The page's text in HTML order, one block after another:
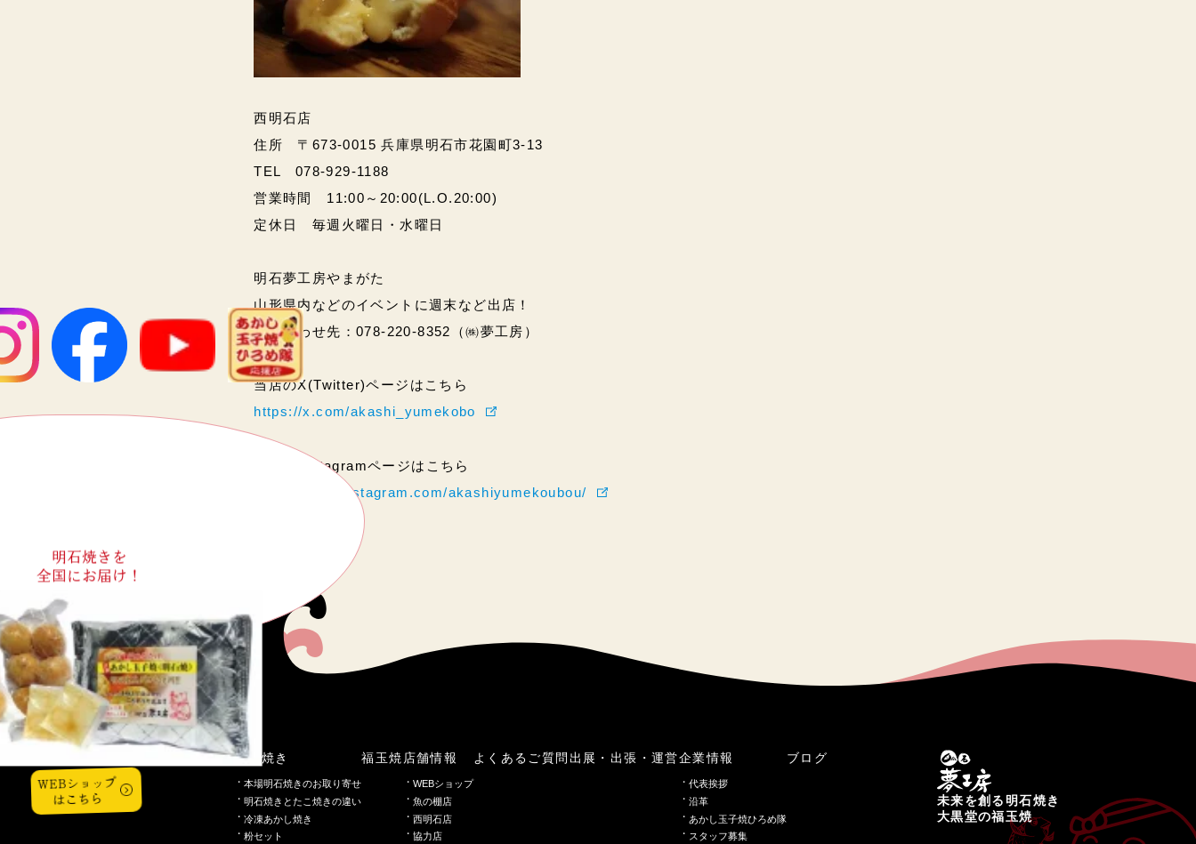
明石焼きを
全国にお届け！
WEBショップ
はこちら
西明石店
住所 〒673-0015 兵庫県明石市花園町3-13
TEL 078-929-1188
営業時間 11:00～20:00(L.O.20:00)
定休日 毎週火曜日・水曜日
明石夢工房やまがた
山形県内などのイベントに週末など出店！
問い合わせ先：078-220-8352（㈱夢工房）
当店のX(Twitter)ページはこちら
https://x.com/akashi_yumekobo
当店のInstagramページはこちら
https://www.instagram.com/akashiyumekoubou/
未来を創る明石焼き
大黒堂の福玉焼
こだわり明石焼き
本場明石焼きのお取り寄せ
明石焼きとたこ焼きの違い
冷凍あかし焼き
粉セット
福玉焼 店舗情報
WEBショップ
魚の棚店
西明石店
協力店
よくあるご質問 出展・出張・運営企業情報
代表挨拶
沿革
あかし玉子焼ひろめ隊
スタッフ募集
ブログ